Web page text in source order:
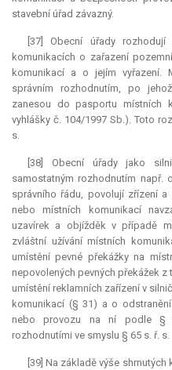
stavební úřad závazný.
[37] Obecní úřady
komunikacích o zařazení
komunikací a o jejím
správním rozhodnutím, po
zanesou do pasportu místních
vyhlášky č. 104/1997 Sb.). Toto
s.
[38] Obecní úřady jako
samostatným rozhodnutím
správního řádu, povolují zřízení
nebo místních komunikací
uzavírek a objížděk v případě
zvláštní užívání místních
umístění pevné překážky na
nepovolených pevných překážek
umístění reklamních zařízení v
komunikací (§ 31) a o
nebo provozu na ní podle §
rozhodnutími ve smyslu § 65 s. ř. s.
[39] Na základě výše